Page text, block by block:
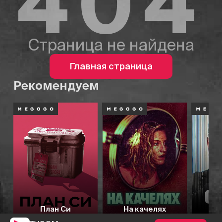
Страница не найдена
Главная страница
Рекомендуем
План Си На качелях